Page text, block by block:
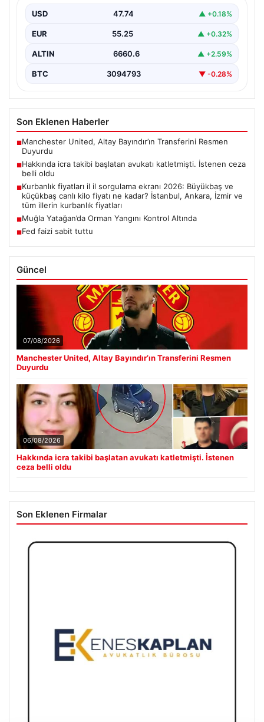
İlgili Detaylar Gün Saydı”, “content”: “ Bursa’nın…
USD 47.74 ▲ +0.18%
EUR 55.25 ▲ +0.32%
ALTIN 6660.6 ▲ +2.59%
BTC 3094793 ▼ -0.28%
Son Eklenen Haberler
■Manchester United, Altay Bayındır’ın Transferini Resmen
Duyurdu
■Hakkında icra takibi başlatan avukatı katletmişti. İstenen ceza
belli oldu
■Kurbanlık fiyatları il il sorgulama ekranı 2026: Büyükbaş ve
küçükbaş canlı kilo fiyatı ne kadar? İstanbul, Ankara, İzmir ve
tüm illerin kurbanlık fiyatları
■Muğla Yatağan’da Orman Yangını Kontrol Altında
■Fed faizi sabit tuttu
Güncel
07/08/2026
Manchester United, Altay Bayındır’ın Transferini Resmen
Duyurdu
06/08/2026
Hakkında icra takibi başlatan avukatı katletmişti. İstenen
ceza belli oldu
Son Eklenen Firmalar